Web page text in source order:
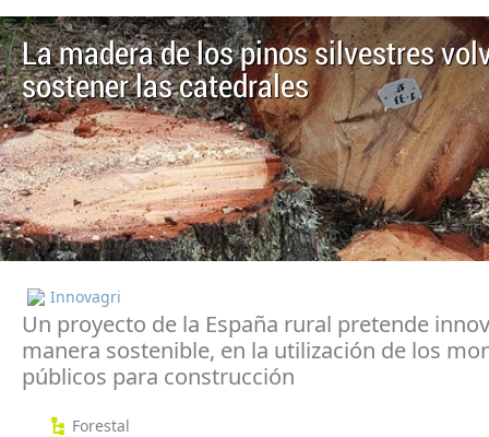
La madera de los pinos silvestres
sostener las catedrales
Innovagri
Un proyecto de la España rural pretende
manera sostenible, en la utilización de los
públicos para construcción
Forestal